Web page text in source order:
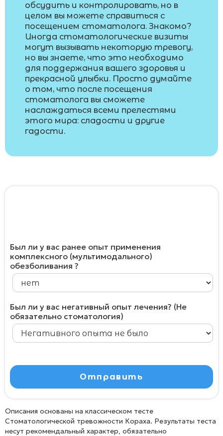
обсудить и контролировать, но в
целом вы можете справиться с
посещением стоматолога. Знакомо?
Иногда стоматологические визиты
могут вызывать некоторую тревогу,
но вы знаете, что это необходимо
для поддержания вашего здоровья и
прекрасной улыбки. Просто думайте
о том, что после посещения
стоматолога вы сможете
наслаждаться всеми прелестями
этого мира: сладости и другие
гадости.
Был ли у вас ранее опыт применения
комплексного (мультимодального)
обезболивания ?
Был ли у вас негативный опыт лечения? (Не
обязательно стоматология)
Описания основаны на классическом тесте
Стоматологической тревожности Кораха. Результаты теста
несут рекомендальный характер, обязательно